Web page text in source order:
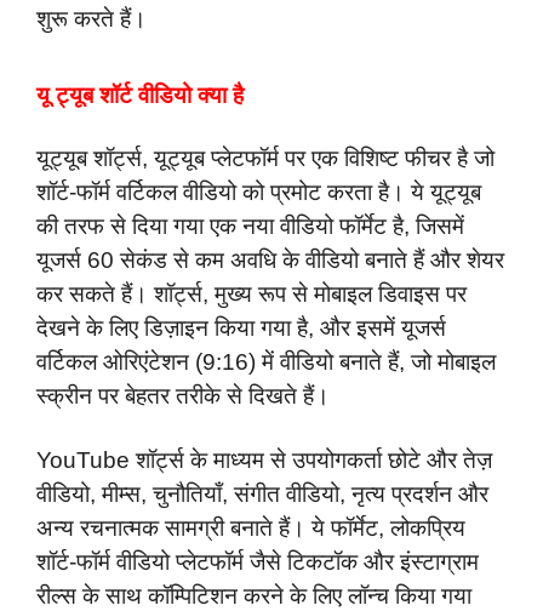
शुरू करते हैं।
यू ट्यूब शॉर्ट वीडियो क्या है
यूट्यूब शॉर्ट्स, यूट्यूब प्लेटफॉर्म पर एक विशिष्ट फीचर है जो
शॉर्ट-फॉर्म वर्टिकल वीडियो को प्रमोट करता है। ये यूट्यूब
की तरफ से दिया गया एक नया वीडियो फॉर्मेट है, जिसमें
यूजर्स 60 सेकंड से कम अवधि के वीडियो बनाते हैं और शेयर
कर सकते हैं। शॉर्ट्स, मुख्य रूप से मोबाइल डिवाइस पर
देखने के लिए डिज़ाइन किया गया है, और इसमें यूजर्स
वर्टिकल ओरिएंटेशन (9:16) में वीडियो बनाते हैं, जो मोबाइल
स्क्रीन पर बेहतर तरीके से दिखते हैं।
YouTube शॉर्ट्स के माध्यम से उपयोगकर्ता छोटे और तेज़
वीडियो, मीम्स, चुनौतियाँ, संगीत वीडियो, नृत्य प्रदर्शन और
अन्य रचनात्मक सामग्री बनाते हैं। ये फॉर्मेट, लोकप्रिय
शॉर्ट-फॉर्म वीडियो प्लेटफॉर्म जैसे टिकटॉक और इंस्टाग्राम
रील्स के साथ कॉम्पिटिशन करने के लिए लॉन्च किया गया